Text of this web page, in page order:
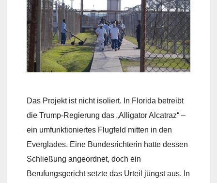
Das Projekt ist nicht isoliert. In Florida betreibt
die Trump-Regierung das „Alligator Alcatraz“ –
ein umfunktioniertes Flugfeld mitten in den
Everglades. Eine Bundesrichterin hatte dessen
Schließung angeordnet, doch ein
Berufungsgericht setzte das Urteil jüngst aus. In